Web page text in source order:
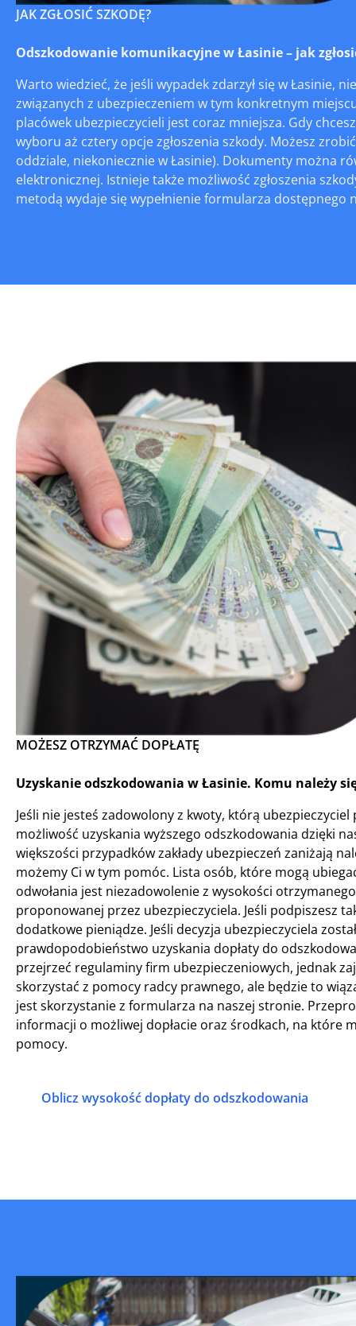
JAK ZGŁOSIĆ SZKODĘ?
Odszkodowanie komunikacyjne w Łasinie – jak
Warto wiedzieć, że jeśli wypadek zdarzył się w Łasinie,
związanych z ubezpieczeniem w tym konkretnym
placówek ubezpieczycieli jest coraz mniejsza. Gdy
wyboru aż cztery opcje zgłoszenia szkody. Możesz
oddziale, niekoniecznie w Łasinie). Dokumenty można
elektronicznej. Istnieje także możliwość zgłoszenia
metodą wydaje się wypełnienie formularza
MOŻESZ OTRZYMAĆ DOPŁATĘ
Uzyskanie odszkodowania w Łasinie. Komu należy
Jeśli nie jesteś zadowolony z kwoty, którą
możliwość uzyskania wyższego odszkodowania dzięki
większości przypadków zakłady ubezpieczeń zaniżają
możemy Ci w tym pomóc. Lista osób, które mogą
odwołania jest niezadowolenie z wysokości
proponowanej przez ubezpieczyciela. Jeśli podpiszesz
dodatkowe pieniądze. Jeśli decyzja ubezpieczyciela
prawdopodobieństwo uzyskania dopłaty do
przejrzeć regulaminy firm ubezpieczeniowych, jednak
skorzystać z pomocy radcy prawnego, ale będzie to
jest skorzystanie z formularza na naszej stronie.
informacji o możliwej dopłacie oraz środkach, na które
pomocy.
Oblicz wysokość dopłaty do odszkodowania